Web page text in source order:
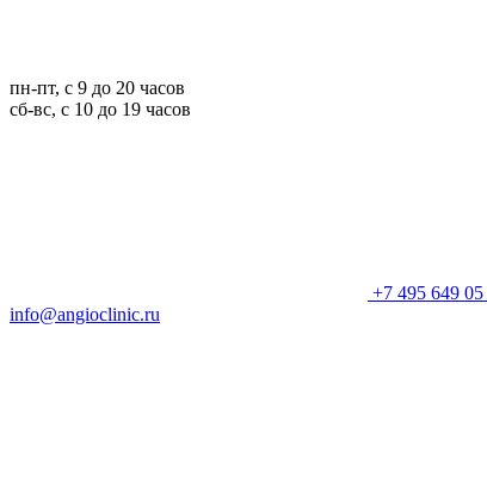
пн-пт, с 9 до 20 часов
сб-вс, с 10 до 19 часов
+7 495 649 05
info@angioclinic.ru